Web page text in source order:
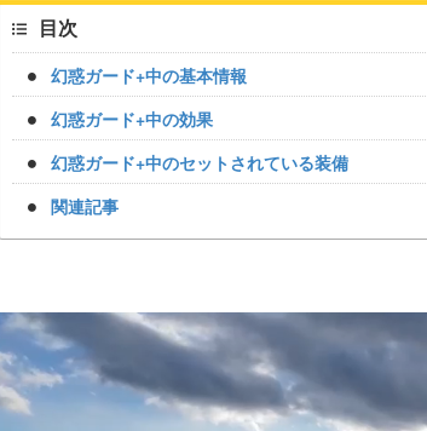
目次
幻惑ガード+中の基本情報
幻惑ガード+中の効果
幻惑ガード+中のセットされている装備
関連記事